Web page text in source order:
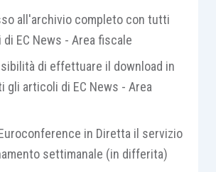
n. 83/2015 entrato in vigore il 27
ha previsto espressamente la
prededucibili in
di concordato o di un accordo
del debitoexarticolo
all'archivio completo con tutti
EC News - Area fiscale
di effettuare il download in
gli articoli di EC News - Area
in Diretta il servizio
settimanale (in differita)